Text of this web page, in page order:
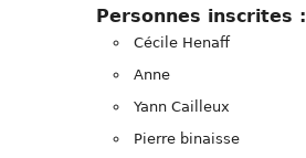
Personnes inscrites :
Cécile Henaff
Anne
Yann Cailleux
Pierre binaisse